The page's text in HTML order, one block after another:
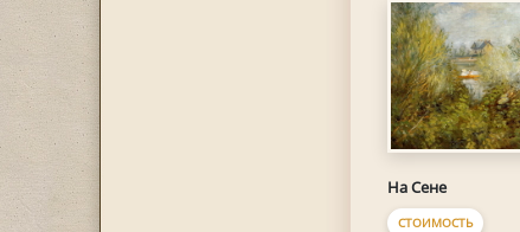
На Сене
СТОИМОСТЬ